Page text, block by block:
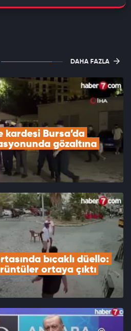
DAHA FAZLA
kardeşi Bursa’da
gözaltına
bıçaklı düello:
ortaya çıktı